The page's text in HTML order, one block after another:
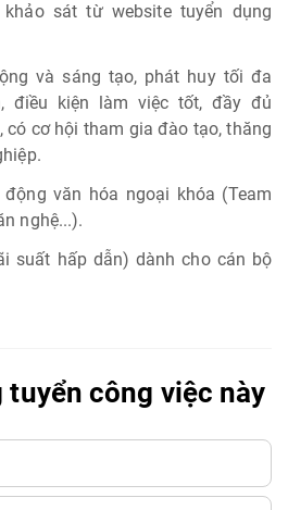
sát từ website tuyển dụng
và sáng tạo, phát huy tối đa
điều kiện làm việc tốt, đầy đủ
có cơ hội tham gia đào tạo, thăng
văn hóa ngoại khóa (Team
nghệ...).
suất hấp dẫn) dành cho cán bộ
tuyển công việc này